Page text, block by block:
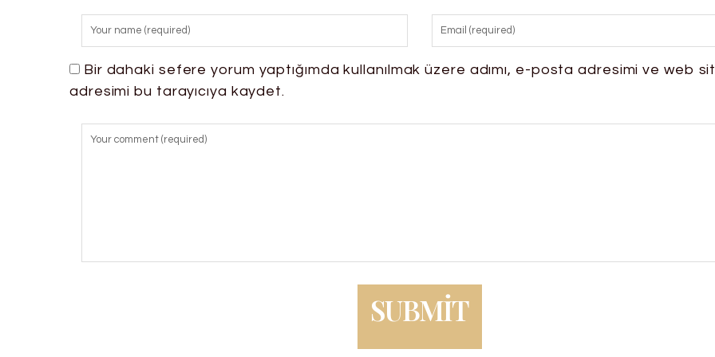
Bir dahaki sefere yorum yaptığımda kullanılmak üzere adımı, e-posta adresimi ve web
adresimi bu tarayıcıya kaydet.